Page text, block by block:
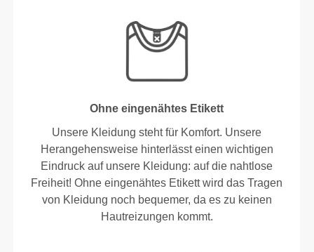
Ohne eingenähtes Etikett
Unsere Kleidung steht für Komfort. Unsere
Herangehensweise hinterlässt einen wichtigen
Eindruck auf unsere Kleidung: auf die nahtlose
Freiheit! Ohne eingenähtes Etikett wird das Tragen
von Kleidung noch bequemer, da es zu keinen
Hautreizungen kommt.